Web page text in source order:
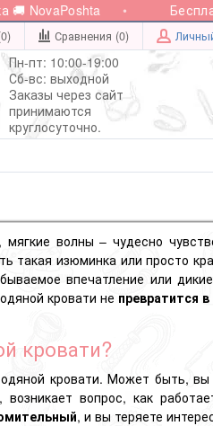
NovaPoshta
Сравнения (0)
Пн-пт: 10:00-19:00
Сб-вс: выходной
Заказы через сайт
принимаются
круглосуточно.
волны – чудесно
такая изюминка или просто
впечатление или
кровати не превратится
кровати?
кровати. Может быть, вы
вопрос, как
, и вы теряете